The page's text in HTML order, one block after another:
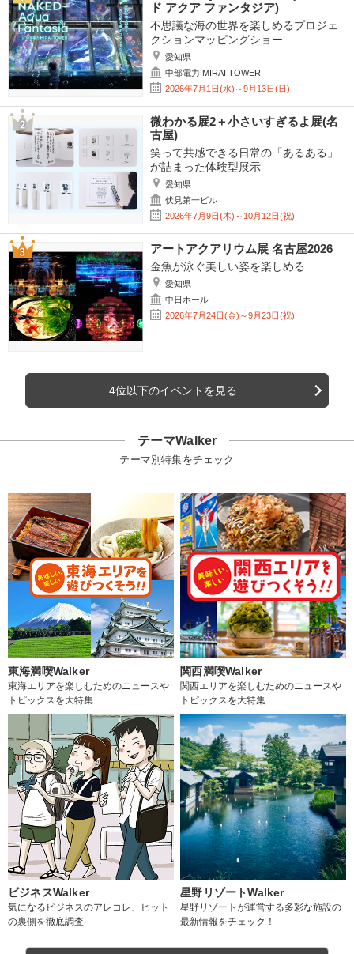
ド アクア ファンタジア)
不思議な海の世界を楽しめるプロジェ
クションマッピングショー
愛知県
中部電力 MIRAI TOWER
2026年7月1日(水)～9月13日(日)
微わかる展2＋小さいすぎるよ展(名
古屋)
笑って共感できる日常の「あるある」
が詰まった体験型展示
愛知県
伏見第一ビル
2026年7月9日(木)～10月12日(祝)
アートアクアリウム展 名古屋2026
金魚が泳ぐ美しい姿を楽しめる
愛知県
中日ホール
2026年7月24日(金)～9月23日(祝)
4位以下のイベントを見る
テーマWalker
テーマ別特集をチェック
東海満喫Walker
東海エリアを楽しむためのニュースや
トピックスを大特集
関西満喫Walker
関西エリアを楽しむためのニュースや
トピックスを大特集
ビジネスWalker
気になるビジネスのアレコレ、ヒット
の裏側を徹底調査
星野リゾートWalker
星野リゾートが運営する多彩な施設の
最新情報をチェック！